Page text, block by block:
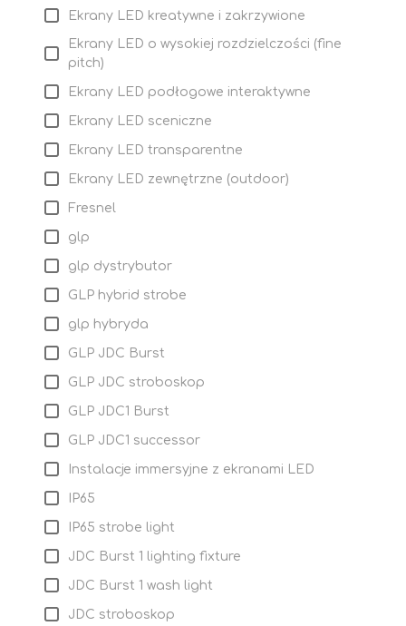
Ekrany LED kreatywne i zakrzywione
Ekrany LED o wysokiej rozdzielczości (fine
pitch)
Ekrany LED podłogowe interaktywne
Ekrany LED sceniczne
Ekrany LED transparentne
Ekrany LED zewnętrzne (outdoor)
Fresnel
glp
glp dystrybutor
GLP hybrid strobe
glp hybryda
GLP JDC Burst
GLP JDC stroboskop
GLP JDC1 Burst
GLP JDC1 successor
Instalacje immersyjne z ekranami LED
IP65
IP65 strobe light
JDC Burst 1 lighting fixture
JDC Burst 1 wash light
JDC stroboskop